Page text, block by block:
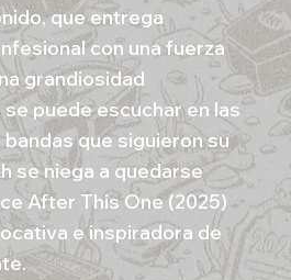
que entrega
con una fuerza
grandiosidad
puede escuchar en las
que siguieron su
se niega a quedarse
After This One (2025)
e inspiradora de